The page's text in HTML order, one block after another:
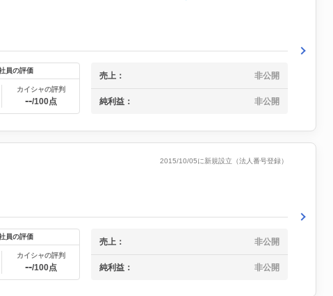
員の評価
カイシャの評判
--/100点
売上： 非公開
純利益： 非公開
2015/10/05に新規設立（法人番号登録）
員の評価
カイシャの評判
--/100点
売上： 非公開
純利益： 非公開